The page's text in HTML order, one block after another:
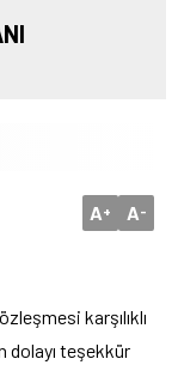
A+ A-
karşılıklı
dolayı teşekkür